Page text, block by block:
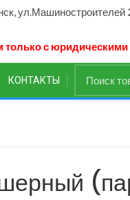
ул.Машиностроителей
только с юридическими
КОНТАКТЫ